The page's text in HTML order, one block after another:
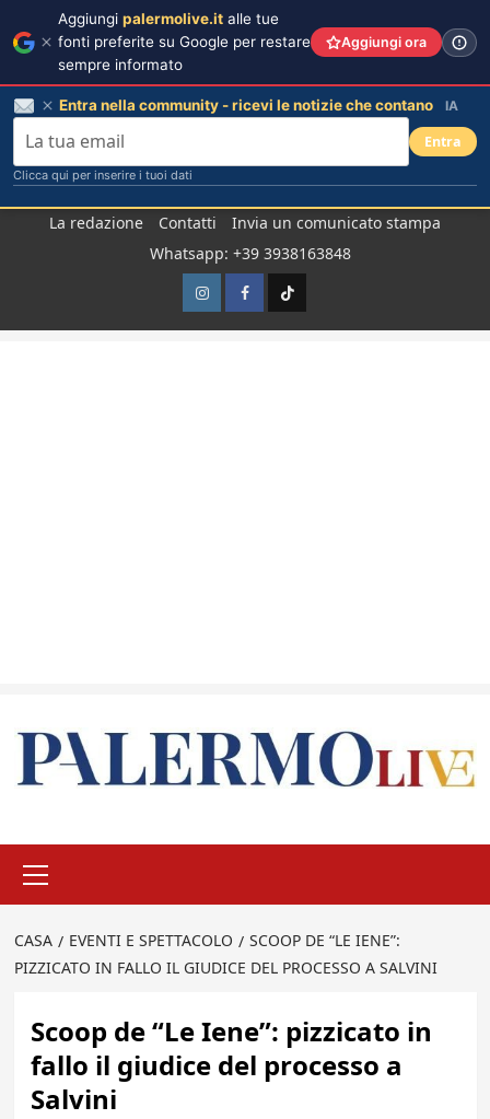
La redazione Contatti
Invia un comunicato stampa
Whatsapp: +39 3938163848
InstagramFacebook
TikTok
principale
CASA EVENTI E SPETTACOLO
SCOOP DE “LE IENE”:
PIZZICATO IN FALLO IL GIUDICE DEL PROCESSO A SALVINI
Scoop de “Le Iene”: pizzicato in
fallo il giudice del processo a
Salvini
Aggiungi palermolive.it alle tue
fonti preferite su Google per restare
sempre informato
Aggiungi ora
Entra nella community - ricevi le notizie che contano IA
Entra
Clicca qui per inserire i tuoi dati